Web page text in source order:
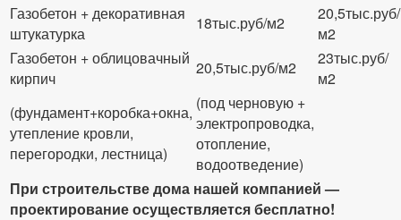
Газобетон + декоративная
штукатурка
18тыс.руб/м2
20,5тыс.руб/
м2
Газобетон + облицовачный
кирпич
20,5тыс.руб/м2
23тыс.руб/
м2
(фундамент+коробка+окна,
утепление кровли,
перегородки, лестница)
(под черновую +
электропроводка,
отопление,
водоотведение)
При строительстве дома нашей компанией —
проектирование осуществляется бесплатно!